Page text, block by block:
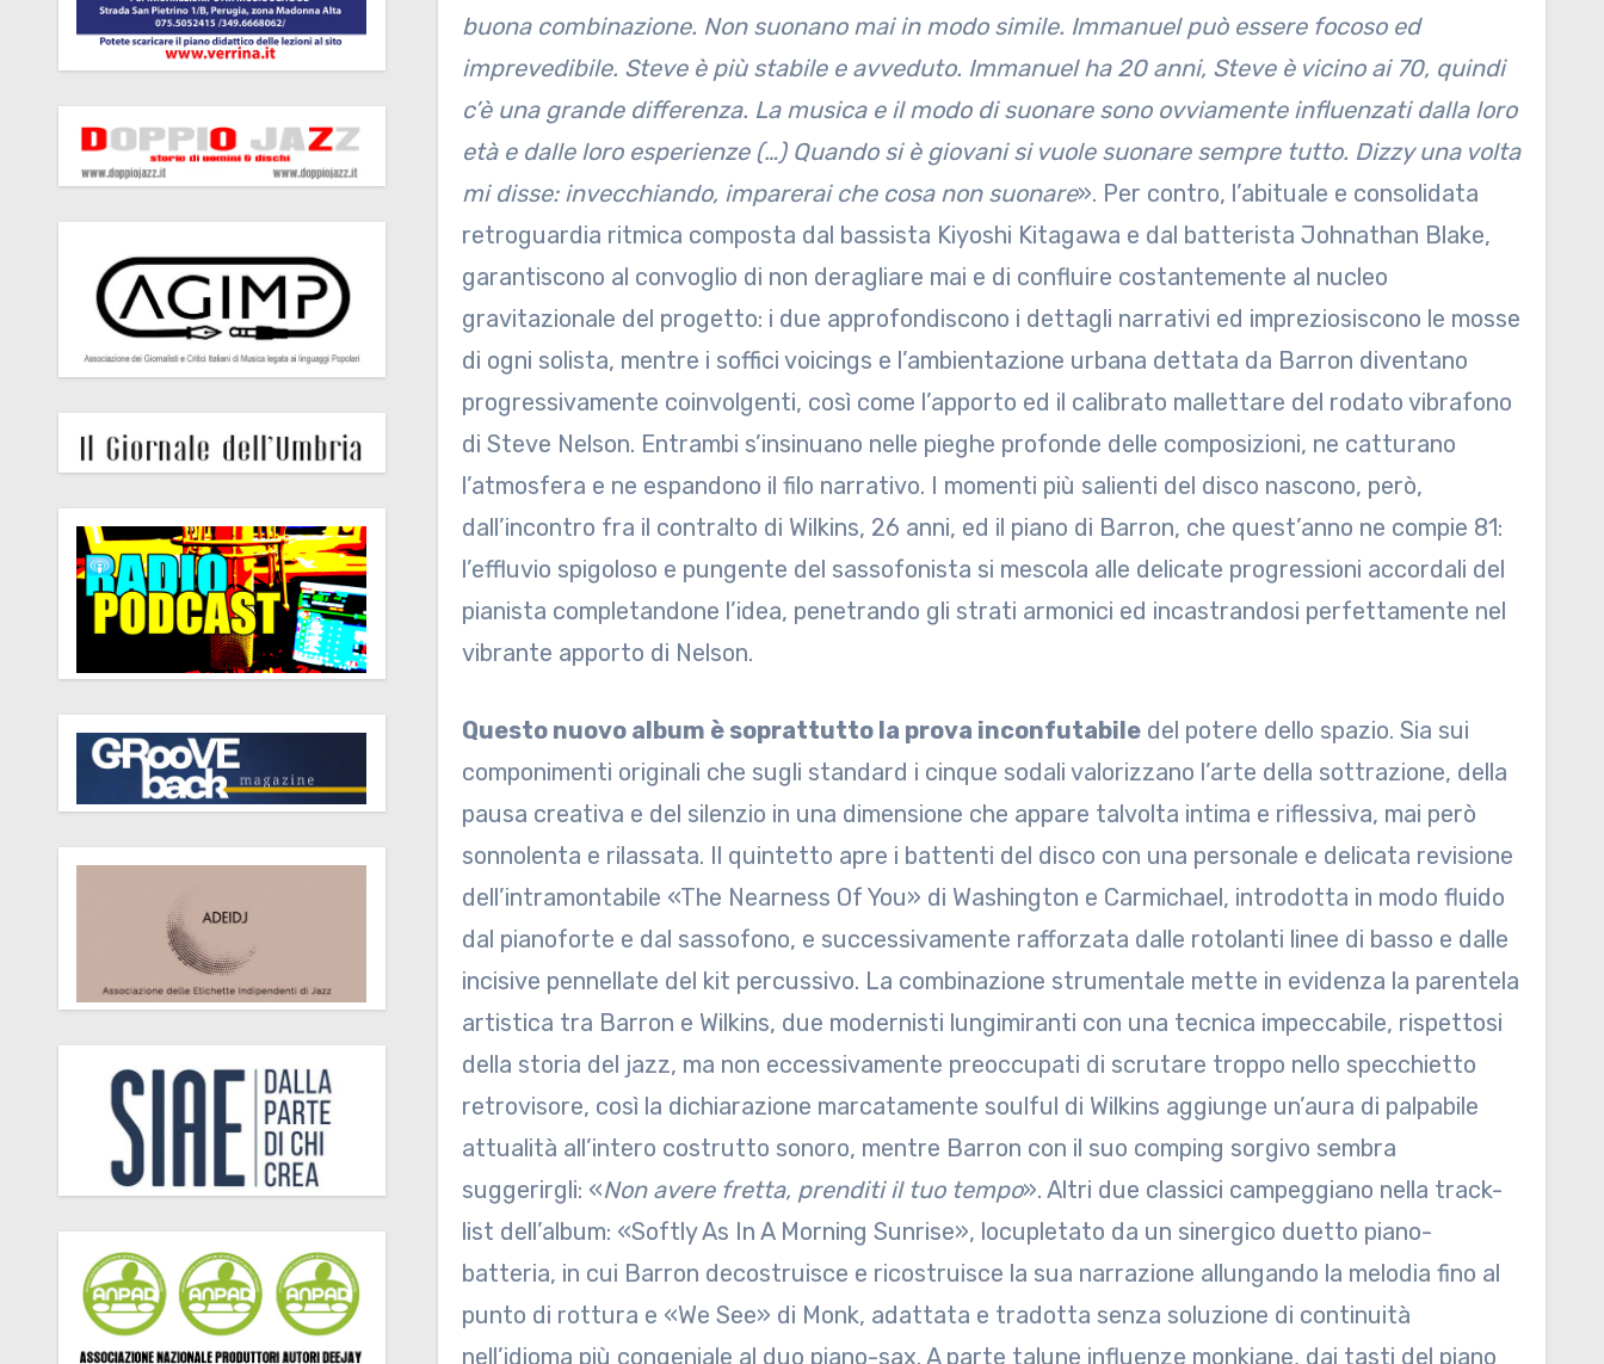
buona combinazione. Non suonano mai in modo simile. Immanuel può essere focoso ed
imprevedibile. Steve è più stabile e avveduto. Immanuel ha 20 anni, Steve è vicino ai 70, quindi
c’è una grande differenza. La musica e il modo di suonare sono ovviamente influenzati dalla loro
età e dalle loro esperienze (…) Quando si è giovani si vuole suonare sempre tutto. Dizzy una volta
mi disse: invecchiando, imparerai che cosa non suonare». Per contro, l’abituale e consolidata
retroguardia ritmica composta dal bassista Kiyoshi Kitagawa e dal batterista Johnathan Blake,
garantiscono al convoglio di non deragliare mai e di confluire costantemente al nucleo
gravitazionale del progetto: i due approfondiscono i dettagli narrativi ed impreziosiscono le mosse
di ogni solista, mentre i soffici voicings e l’ambientazione urbana dettata da Barron diventano
progressivamente coinvolgenti, così come l’apporto ed il calibrato mallettare del rodato vibrafono
di Steve Nelson. Entrambi s’insinuano nelle pieghe profonde delle composizioni, ne catturano
l’atmosfera e ne espandono il filo narrativo. I momenti più salienti del disco nascono, però,
dall’incontro fra il contralto di Wilkins, 26 anni, ed il piano di Barron, che quest’anno ne compie 81:
l’effluvio spigoloso e pungente del sassofonista si mescola alle delicate progressioni accordali del
pianista completandone l’idea, penetrando gli strati armonici ed incastrandosi perfettamente nel
vibrante apporto di Nelson.
Questo nuovo album è soprattutto la prova inconfutabiledel potere dello spazio. Sia sui
componimenti originali che sugli standard i cinque sodali valorizzano l’arte della sottrazione, della
pausa creativa e del silenzio in una dimensione che appare talvolta intima e riflessiva, mai però
sonnolenta e rilassata. Il quintetto apre i battenti del disco con una personale e delicata revisione
dell’intramontabile «The Nearness Of You» di Washington e Carmichael, introdotta in modo fluido
dal pianoforte e dal sassofono, e successivamente rafforzata dalle rotolanti linee di basso e dalle
incisive pennellate del kit percussivo. La combinazione strumentale mette in evidenza la parentela
artistica tra Barron e Wilkins, due modernisti lungimiranti con una tecnica impeccabile, rispettosi
della storia del jazz, ma non eccessivamente preoccupati di scrutare troppo nello specchietto
retrovisore, così la dichiarazione marcatamente soulful di Wilkins aggiunge un’aura di palpabile
attualità all’intero costrutto sonoro, mentre Barron con il suo comping sorgivo sembra
suggerirgli: «Non avere fretta, prenditi il tuo tempo». Altri due classici campeggiano nella track-
list dell’album: «Softly As In A Morning Sunrise», locupletato da un sinergico duetto piano-
batteria, in cui Barron decostruisce e ricostruisce la sua narrazione allungando la melodia fino al
punto di rottura e «We See» di Monk, adattata e tradotta senza soluzione di continuità
nell’idioma più congeniale al duo piano-sax. A parte talune influenze monkiane, dai tasti del piano